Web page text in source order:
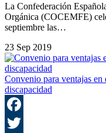
La Confederación
Orgánica (COCEMFE)
septiembre las…
23 Sep 2019
Convenio para ventajas
discapacidad